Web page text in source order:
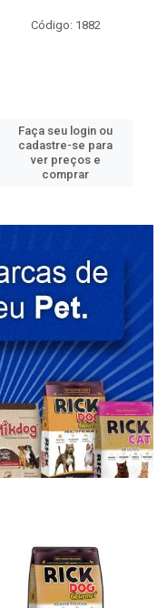
Código: 1882
Faça seu login ou
cadastre-se para
ver preços e
comprar